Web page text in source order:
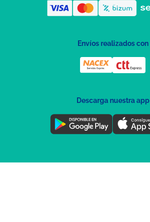
Envíos realizados con
Descarga nuestra app